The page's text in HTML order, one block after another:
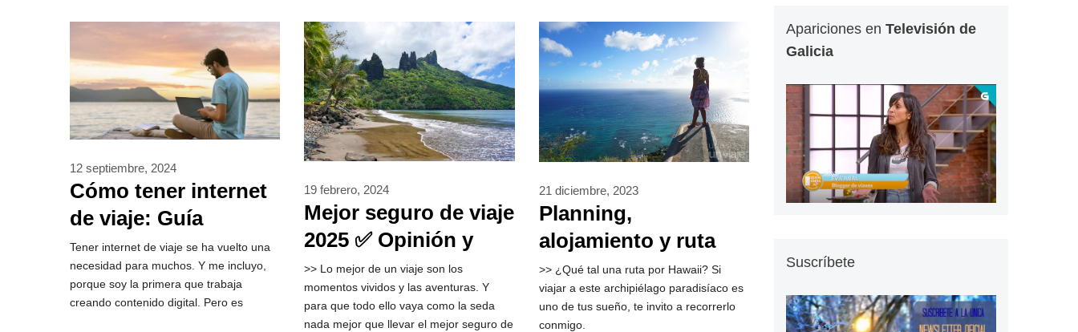
Cómo tener internet
de viaje: Guía
práctica y eficaz
12 septiembre, 2024
Tener internet de viaje se ha vuelto una
necesidad para muchos. Y me incluyo,
porque soy la primera que trabaja
creando contenido digital. Pero es
Mejor seguro de viaje
2025 ✅ Opinión y
DESCUENTO
19 febrero, 2024
>> Lo mejor de un viaje son los
momentos vividos y las aventuras. Y
para que todo ello vaya como la seda
nada mejor que llevar el mejor seguro de
Planning,
alojamiento y ruta
por Hawaii **2026**
21 diciembre, 2023
>> ¿Qué tal una ruta por Hawaii? Si
viajar a este archipiélago paradisíaco es
uno de tus sueño, te invito a recorrerlo
conmigo.
Apariciones en Televisión de
Galicia
Suscríbete